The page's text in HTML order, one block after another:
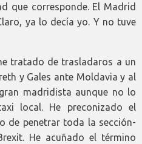
que corresponde. El Madrid
ya lo decía yo. Y no tuve
tratado de trasladaros a un
y Gales ante Moldavia y al
madridista aunque no lo
local. He preconizado el
de penetrar toda la sección-
He acuñado el término